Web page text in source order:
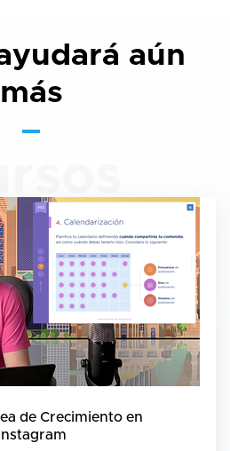
aún
más
de Crecimiento en
Instagram